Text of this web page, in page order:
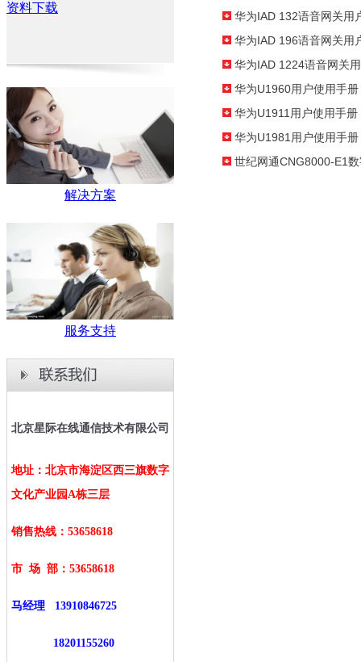
资料下载
解决方案
服务支持
北京星际在线通信技术有限公司
地址：北京市海淀区西三旗数字
文化产业园A栋三层
销售热线：53658618
市 场 部： 53658618
马经理 13910846725
18201155260
华为IAD 132语音网关用
华为IAD 196语音网关用
华为IAD 1224语音网关
华为U1960用户使用手册
华为U1911用户使用手册
华为U1981用户使用手册
世纪网通CNG8000-E1